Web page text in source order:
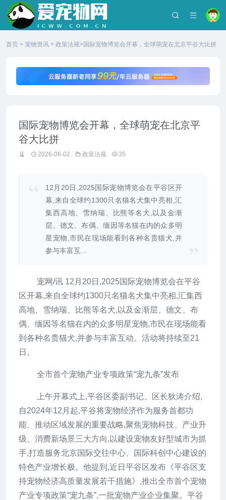
首页 > 宠物资讯 > 政策法规>国际宠物博览会开幕，全球萌宠在北京平谷大比拼
国际宠物博览会开幕，全球萌宠在北京平
谷大比拼
2026-06-02 政策法规 35
12月20日,2025国际宠物博览会在平谷区开
幕,来自全球约1300只名猫名犬集中亮相,汇
集西高地、雪纳瑞、比熊等名犬,以及金渐
层、德文、布偶、缅因等名猫在内的众多明
星宠物,市民在现场能看到各种名贵猫犬,并
参与丰富互...
宠网/讯 12月20日,2025国际宠物博览会在平谷
区开幕,来自全球约1300只名猫名犬集中亮相,汇集西
高地、雪纳瑞、比熊等名犬,以及金渐层、德文、布
偶、缅因等名猫在内的众多明星宠物,市民在现场能看
到各种名贵猫犬,并参与丰富互动。活动将持续至21
日。
全市首个宠物产业专项政策“宠九条”发布
上午开幕式上,平谷区委副书记、区长狄涛介绍,
自2024年12月起,平谷将宠物经济作为服务首都功
能、推动区域发展的重要战略,聚焦宠物科技、产业升
级、消费新场景三大方向,以建设宠物友好型城市为抓
手,打造服务北京国际交往中心、国际科创中心建设的
特色产业增长极。他提到,近日平谷区发布《平谷区支
持宠物经济高质量发展若干措施》,推出全市首个宠物
产业专项政策“宠九条”,一批宠物产业企业集聚。平谷